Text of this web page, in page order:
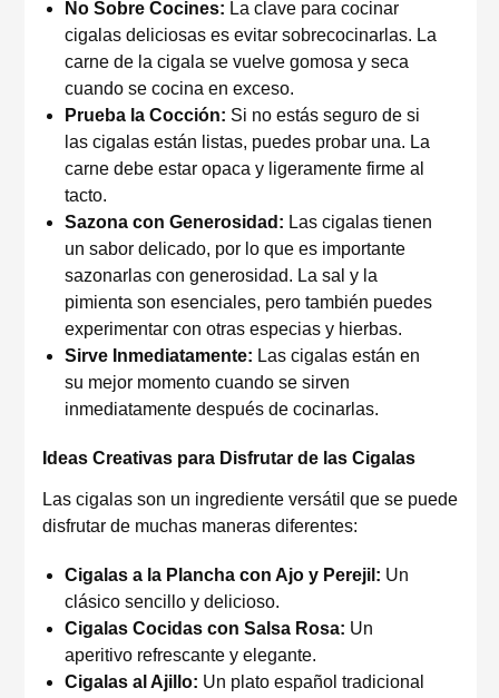
No Sobre Cocines: La clave para cocinar
cigalas deliciosas es evitar sobrecocinarlas. La
carne de la cigala se vuelve gomosa y seca
cuando se cocina en exceso.
Prueba la Cocción: Si no estás seguro de si
las cigalas están listas, puedes probar una. La
carne debe estar opaca y ligeramente firme al
tacto.
Sazona con Generosidad: Las cigalas tienen
un sabor delicado, por lo que es importante
sazonarlas con generosidad. La sal y la
pimienta son esenciales, pero también puedes
experimentar con otras especias y hierbas.
Sirve Inmediatamente: Las cigalas están en
su mejor momento cuando se sirven
inmediatamente después de cocinarlas.
Ideas Creativas para Disfrutar de las Cigalas
Las cigalas son un ingrediente versátil que se puede
disfrutar de muchas maneras diferentes:
Cigalas a la Plancha con Ajo y Perejil: Un
clásico sencillo y delicioso.
Cigalas Cocidas con Salsa Rosa: Un
aperitivo refrescante y elegante.
Cigalas al Ajillo: Un plato español tradicional